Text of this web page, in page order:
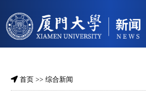
首页 >>综合新闻